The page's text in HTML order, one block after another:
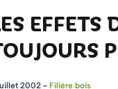
EFFETS
2002 - Filière bois